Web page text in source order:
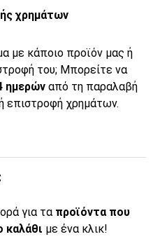
χρημάτων
με κάποιο προϊόν μας ή
του; Μπορείτε να
ημερών από τη παραλαβή
επιστροφή χρημάτων.
για τα προϊόντα που
καλάθι με ένα κλικ!